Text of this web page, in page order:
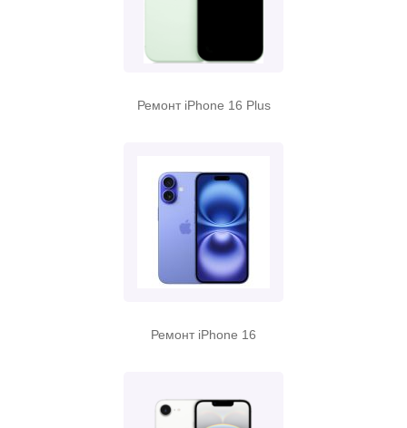
Ремонт iPhone 16 Plus
Ремонт iPhone 16